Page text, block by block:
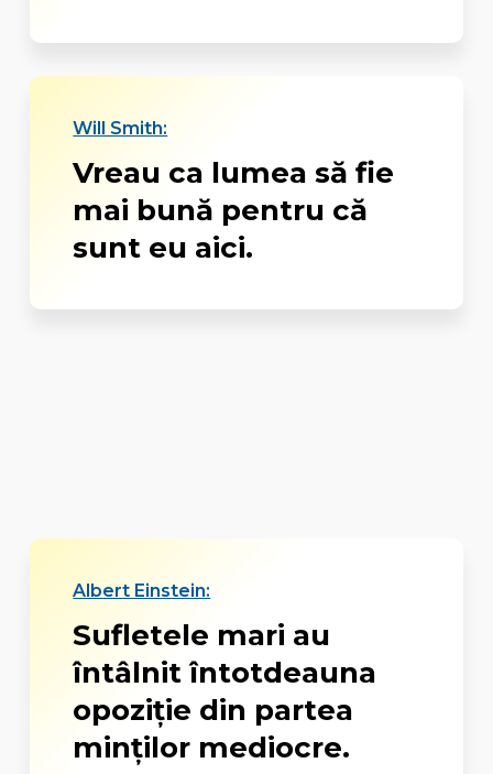
Will Smith:
Vreau ca lumea să fie
mai bună pentru că
sunt eu aici.
Albert Einstein:
Sufletele mari au
întâlnit întotdeauna
opoziție din partea
minților mediocre.